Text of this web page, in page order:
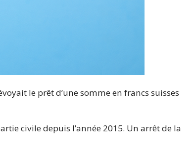
le prêt d’une somme en francs suisses
civile depuis l’année 2015. Un arrêt de la